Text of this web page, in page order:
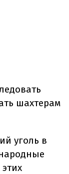
шахтерам
уголь в